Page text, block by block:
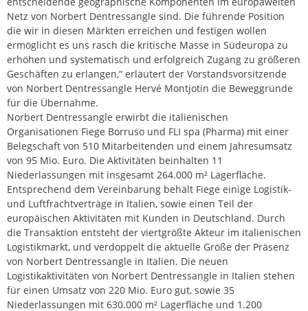
Netz von Norbert Dentressangle sind. Die führende Position
die wir in diesen Märkten erreichen und festigen wollen
ermöglicht es uns rasch die kritische Masse in Südeuropa zu
erhöhen und systematisch und erfolgreich Zugang zu größeren
Geschäften zu erlangen,“ erläutert der Vorstandsvorsitzende
von Norbert Dentressangle Hervé Montjotin die Beweggründe
für die Übernahme.
Norbert Dentressangle erwirbt die italienischen
Organisationen Fiege Borruso und FLI spa (Pharma) mit einer
Belegschaft von 510 Mitarbeitenden und einem Jahresumsatz
von 95 Mio. Euro. Die Aktivitäten beinhalten 11
Niederlassungen mit insgesamt 264.000 m² Lagerfläche.
Entsprechend dem Vereinbarung behält Fiege einige Logistik-
und Luftfrachtverträge in Italien, sowie einen Teil der
europäischen Aktivitäten mit Kunden in Deutschland. Durch
die Transaktion entsteht der viertgrößte Akteur im italienischen
Logistikmarkt, und verdoppelt die aktuelle Größe der Präsenz
von Norbert Dentressangle in Italien. Die neuen
Logistikaktivitäten von Norbert Dentressangle in Italien stehen
für einen Umsatz von 220 Mio. Euro gut, sowie 35
Niederlassungen mit 630.000 m² Lagerfläche und 1.200